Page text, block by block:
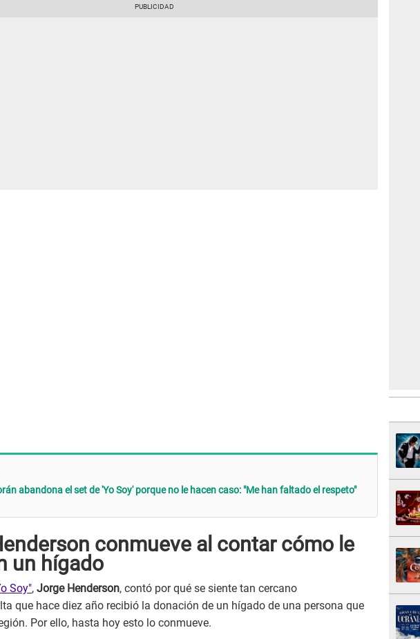
abandona el set de 'Yo Soy' porque no le hacen caso: "Me han faltado el respeto"
conmueve al contar cómo le
un hígado
Soy", Jorge Henderson, contó por qué se siente tan cercano
que hace diez año recibió la donación de un hígado de una persona que
Por ello, hasta hoy esto lo conmueve.